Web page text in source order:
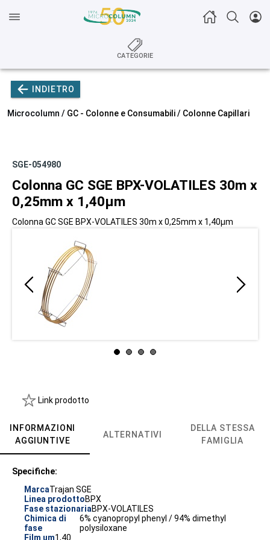
CATEGORIE
INDIETRO
Microcolumn / GC - Colonne e Consumabili/ Colonne Capillari
SGE-054980
Colonna GC SGE BPX-VOLATILES 30m x
0,25mm x 1,40µm
Colonna GC SGE BPX-VOLATILES 30m x 0,25mm x 1,40µm
Link prodotto
INFORMAZIONI
AGGIUNTIVE
ALTERNATIVI
DELLA STESSA
FAMIGLIA
Specifiche:
MarcaTrajan SGE
Linea prodottoBPX
Fase stazionariaBPX-VOLATILES
Chimica di
fase
6% cyanopropyl phenyl / 94% dimethyl
polysiloxane
Film um1,40